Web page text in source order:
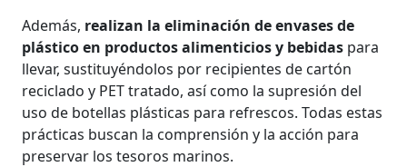
Además, realizan la eliminación de envases de
plástico en productos alimenticios y bebidas para
llevar, sustituyéndolos por recipientes de cartón
reciclado y PET tratado, así como la supresión del
uso de botellas plásticas para refrescos. Todas estas
prácticas buscan la comprensión y la acción para
preservar los tesoros marinos.